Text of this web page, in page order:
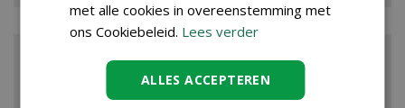
met alle cookies in overeenstemming met
ons Cookiebeleid. Lees verder
ALLES ACCEPTEREN